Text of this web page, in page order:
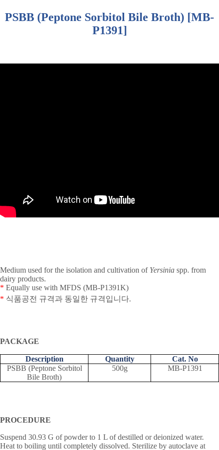
PSBB (Peptone Sorbitol Bile Broth) [MB-
P1391]
Medium used for the isolation and cultivation of Yersinia spp. from
dairy products.
* Equally use with MFDS (MB-P1391K)
* 식품공전 규격과 동일한 규격입니다.
PACKAGE
Description Quantity
Cat. No
PSBB (Peptone Sorbitol
Bile Broth)
500g MB-P1391
PROCEDURE
Suspend 30.93 G of powder to 1 L of destilled or deionized water.
Heat to boiling until completely dissolved. Sterilize by autoclave at